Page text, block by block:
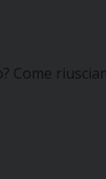
Come